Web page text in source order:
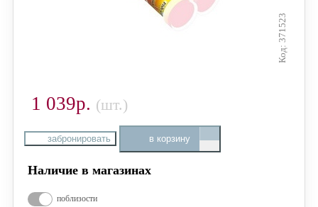
371523
1 039р. (шт.)
забронировать в корзину
Наличие в магазинах
поблизости